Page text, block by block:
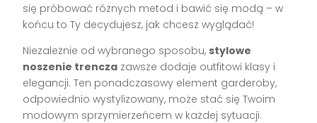
się próbować różnych metod i bawić się modą – w
końcu to Ty decydujesz, jak chcesz wyglądać!
Niezależnie od wybranego sposobu, stylowe
noszenie trencza zawsze dodaje outfitowi klasy i
elegancji. Ten ponadczasowy element garderoby,
odpowiednio wystylizowany, może stać się Twoim
modowym sprzymierzeńcem w każdej sytuacji.